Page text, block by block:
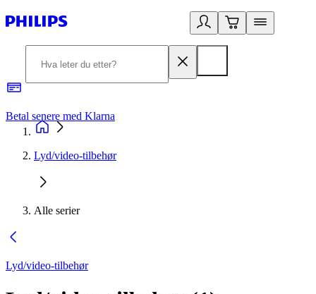
Betal senere med Klarna
Lyd/video-tilbehør
Alle serier
Lyd/video-tilbehør